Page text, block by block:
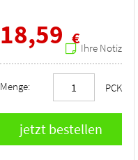
18,59 €
Ihre Notiz
Menge: PCK